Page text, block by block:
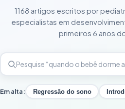
1168 artigos escritos por
especialistas em
primeiros 6 anos
Em alta: Regressão do sono